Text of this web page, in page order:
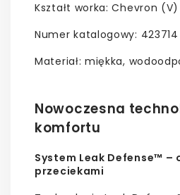
Kształt worka: Chevron (V)
Numer katalogowy: 423714
Materiał: miękka,
Nowoczesna
komfortu
System Leak Defense™ –
przeciekami